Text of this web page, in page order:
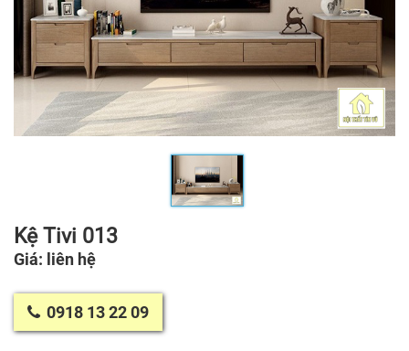
Kệ Tivi 013
Giá: liên hệ
0918 13 22 09